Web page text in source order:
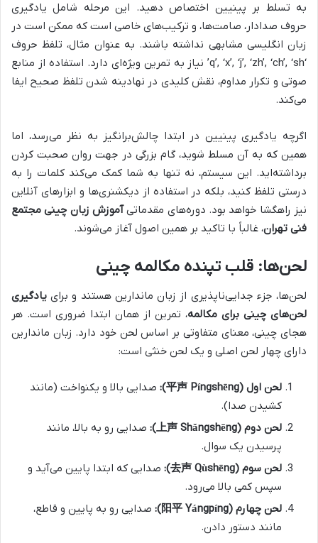
به تسلط بر پینیین اختصاص دهید. این مرحله شامل یادگیری
حروف صدادار، صامت‌ها، و ترکیب‌های خاصی است که ممکن است در
زبان انگلیسی مشابهی نداشته باشند. به عنوان مثال، تلفظ حروف
‘q’, ‘x’, ‘j’, ‘zh’, ‘ch’, ‘sh’ نیاز به تمرین ویژه‌ای دارد. استفاده از منابع
صوتی و تکرار مداوم، نقش کلیدی در نهادینه شدن تلفظ صحیح ایفا
می‌کند.
اگرچه یادگیری پینیین در ابتدا چالش‌برانگیز به نظر می‌رسد، اما
همین که به آن مسلط شوید، گام بزرگی در جهت روان صحبت کردن
برداشته‌اید. این سیستم، نه تنها به شما کمک می‌کند کلمات را به
درستی تلفظ کنید، بلکه در استفاده از دیکشنری‌ها و ابزارهای آنلاین
نیز راهگشا خواهد بود. دوره‌های مقدماتیآموزش زبان چینی مجتمع
فنی تهران، غالباً با تاکید بر همین اصول آغاز می‌شوند.
لحن‌ها: قلب تپنده مکالمه چینی
لحن‌ها، جزء جدایی‌ناپذیری از زبان ماندارین هستند و برای یادگیری
لحن‌های چینی برای مکالمه، تمرین از همان ابتدا ضروری است. هر
هجای چینی، معنای متفاوتی بر اساس لحن خود دارد. زبان ماندارین
دارای چهار لحن اصلی و یک لحن خنثی است:
لحن اول (平声 Píngshēng):
صدایی بالا و یکنواخت (مانند
کشیدن صدا).
لحن دوم (上声 Shǎngshēng):
صدایی رو به بالا، مانند
پرسیدن یک سوال.
لحن سوم (去声 Qùshēng):
صدایی که ابتدا پایین می‌آید و
سپس کمی بالا می‌رود.
لحن چهارم (阳平 Yángpíng):
صدایی رو به پایین و قاطع،
مانند دستور دادن.